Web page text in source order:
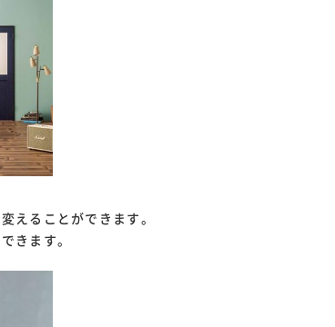
えることができます。
きます。